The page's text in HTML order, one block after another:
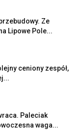
Ze
Lipowe Pole...
ceniony zespół,
Paleciak
waga...